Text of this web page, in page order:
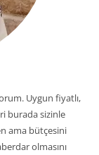
Uygun fiyatlı,
burada sizinle
ama bütçesini
olmasını